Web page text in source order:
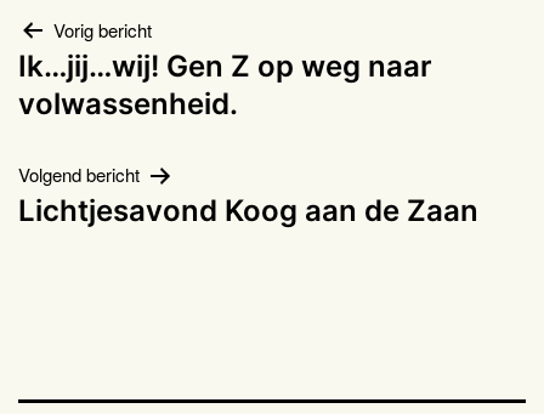
Bericht
navigatie
Vorig bericht
Ik…jij…wij! Gen Z op weg naar
volwassenheid.
Volgend bericht
Lichtjesavond Koog aan de Zaan